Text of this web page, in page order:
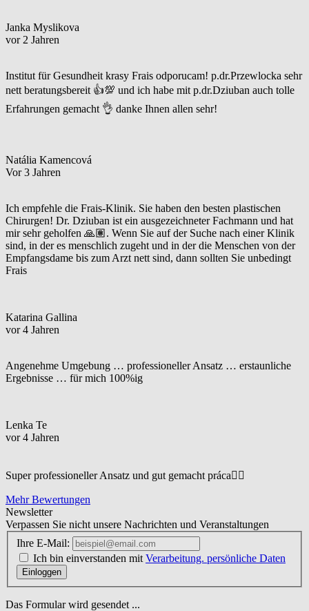
Janka Myslikova
vor 2 Jahren
Institut für Gesundheit krasy Frais odporucam! p.dr.Przewlocka sehr
nett beratungsbereit 👍💯 und ich habe mit p.dr.Dziuban auch tolle
Erfahrungen gemacht 👌 danke Ihnen allen sehr!
Natália Kamencová
Vor 3 Jahren
Ich empfehle die Frais-Klinik. Sie haben den besten plastischen
Chirurgen! Dr. Dziuban ist ein ausgezeichneter Fachmann und hat
mir sehr geholfen 🙏🏽. Wenn Sie auf der Suche nach einer Klinik
sind, in der es menschlich zugeht und in der die Menschen von der
Empfangsdame bis zum Arzt nett sind, dann sollten Sie unbedingt
Frais
Katarina Gallina
vor 4 Jahren
Angenehme Umgebung … professioneller Ansatz … erstaunliche
Ergebnisse … für mich 100%ig
Lenka Te
vor 4 Jahren
Super professioneller Ansatz und gut gemacht práca☝🏼
Mehr Bewertungen
Newsletter
Verpassen Sie nicht unsere Nachrichten und Veranstaltungen
Ihre E-Mail:
Ich bin einverstanden mit Verarbeitung. persönliche Daten
Einloggen
Das Formular wird gesendet ...